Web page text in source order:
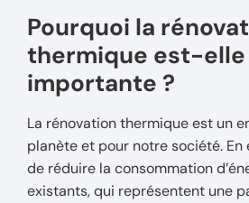
Pourquoi la
thermique est-elle
importante ?
La rénovation thermique est un
planète et pour notre société.
de réduire la consommation
existants, qui représentent une